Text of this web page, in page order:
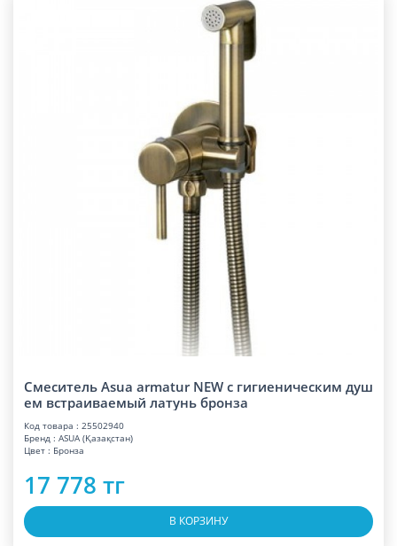
Смеситель Asua armatur NEW с гигиеническим душ
ем встраиваемый латунь бронза
Код товара : 25502940
Бренд : ASUA (Қазақстан)
Цвет : Бронза
17 778 тг
В КОРЗИНУ